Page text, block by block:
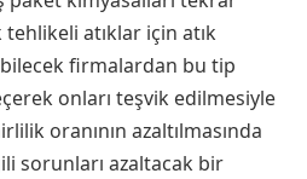
atıklar için atık
firmalardan bu tip
onları teşvik edilmesiyle
oranının azaltılmasında
sorunları azaltacak bir